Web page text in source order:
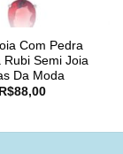
Com Pedra
Rubi Semi Joia
Da Moda
R$88,00